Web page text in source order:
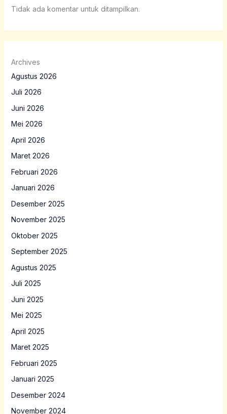
Tidak ada komentar untuk ditampilkan.
Archives
Agustus 2026
Juli 2026
Juni 2026
Mei 2026
April 2026
Maret 2026
Februari 2026
Januari 2026
Desember 2025
November 2025
Oktober 2025
September 2025
Agustus 2025
Juli 2025
Juni 2025
Mei 2025
April 2025
Maret 2025
Februari 2025
Januari 2025
Desember 2024
November 2024